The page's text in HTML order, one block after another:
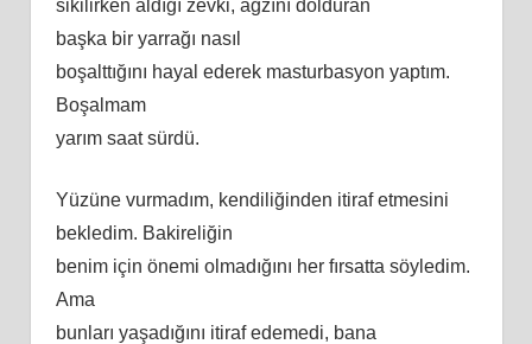
sikilirken aldığı zevki, ağzını dolduran
başka bir yarrağı nasıl
boşalttığını hayal ederek masturbasyon yaptım.
Boşalmam
yarım saat sürdü.
Yüzüne vurmadım, kendiliğinden itiraf etmesini
bekledim. Bakireliğin
benim için önemi olmadığını her fırsatta söyledim.
Ama
bunları yaşadığını itiraf edemedi, bana